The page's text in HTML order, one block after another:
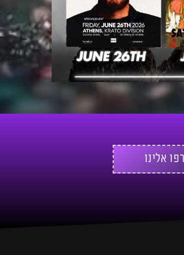
אלינו